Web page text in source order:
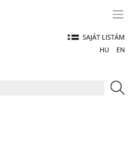
SAJÁT LISTÁM
HU
EN